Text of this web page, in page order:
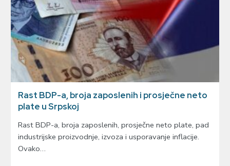
Rast BDP-a, broja zaposlenih i prosječne neto
plate u Srpskoj
Rast BDP-a, broja zaposlenih, prosječne neto plate, pad
industrijske proizvodnje, izvoza i usporavanje inflacije.
Ovako…